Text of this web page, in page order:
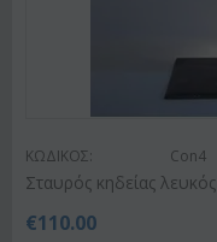
ΚΩΔΙΚΟΣ: Con4
Σταυρός κηδείας λευκός
€110.00